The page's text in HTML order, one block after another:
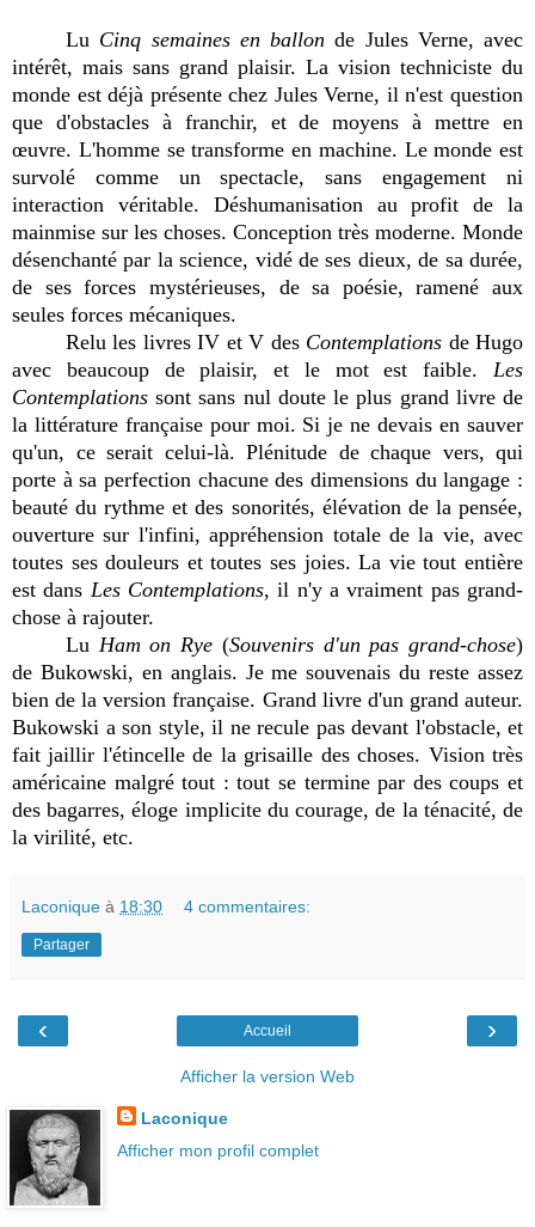
Lu Cinq semaines en ballon de Jules Verne, avec
intérêt, mais sans grand plaisir. La vision techniciste du
monde est déjà présente chez Jules Verne, il n'est question
que d'obstacles à franchir, et de moyens à mettre en
œuvre. L'homme se transforme en machine. Le monde est
survolé comme un spectacle, sans engagement ni
interaction véritable. Déshumanisation au profit de la
mainmise sur les choses. Conception très moderne. Monde
désenchanté par la science, vidé de ses dieux, de sa durée,
de ses forces mystérieuses, de sa poésie, ramené aux
seules forces mécaniques.
Relu les livres IV et V des Contemplations de Hugo
avec beaucoup de plaisir, et le mot est faible. Les
Contemplations sont sans nul doute le plus grand livre de
la littérature française pour moi. Si je ne devais en sauver
qu'un, ce serait celui-là. Plénitude de chaque vers, qui
porte à sa perfection chacune des dimensions du langage :
beauté du rythme et des sonorités, élévation de la pensée,
ouverture sur l'infini, appréhension totale de la vie, avec
toutes ses douleurs et toutes ses joies. La vie tout entière
est dans Les Contemplations, il n'y a vraiment pas grand-
chose à rajouter.
Lu Ham on Rye (Souvenirs d'un pas grand-chose)
de Bukowski, en anglais. Je me souvenais du reste assez
bien de la version française. Grand livre d'un grand auteur.
Bukowski a son style, il ne recule pas devant l'obstacle, et
fait jaillir l'étincelle de la grisaille des choses. Vision très
américaine malgré tout : tout se termine par des coups et
des bagarres, éloge implicite du courage, de la ténacité, de
la virilité, etc.
Laconique à 18:30 4 commentaires:
Partager
‹ ›
Accueil
Afficher la version Web
Laconique
Afficher mon profil complet